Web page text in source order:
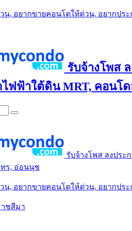
น, อยากขายคอนโดให้ด่วน, อยากปร
รับจ้างโพส
ไฟฟ้าใต้ดิน MRT, คอน
รับจ้างโพส ลงประ
ร, อ่อนนุช
น, อยากขายคอนโดให้ด่วน, อยากปร
ชสีมา